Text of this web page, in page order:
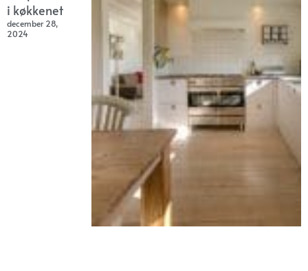
i køkkenet
december 28,
2024